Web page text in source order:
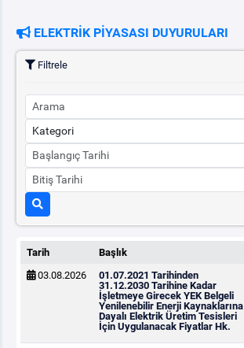
ELEKTRİK PİYASASI DUYURULARI
Filtrele
Tarih Başlık
03.08.2026
01.07.2021 Tarihinden
31.12.2030 Tarihine Kadar
İşletmeye Girecek YEK Belgeli
Yenilenebilir Enerji Kaynaklarına
Dayalı Elektrik Üretim Tesisleri
İçin Uygulanacak Fiyatlar Hk.